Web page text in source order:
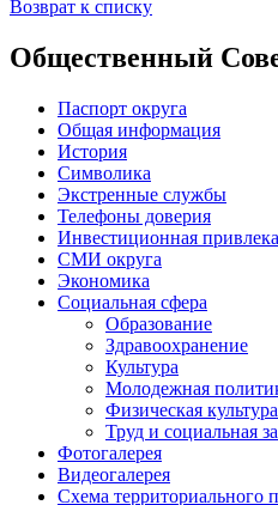
Возврат к списку
Общественный
Паспорт округа
Общая информация
История
Символика
Экстренные службы
Телефоны доверия
Инвестиционная
СМИ округа
Экономика
Социальная сфера
Образование
Здравоохранение
Культура
Молодежная
Физическая
Труд и социальная
Фотогалерея
Видеогалерея
Схема территориального